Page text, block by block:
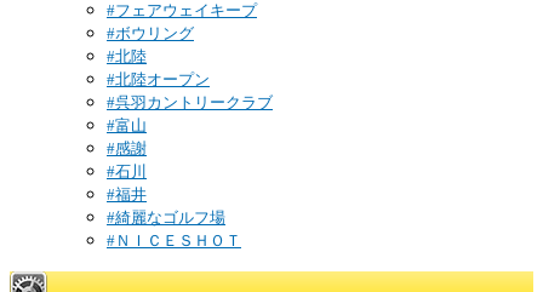
#フェアウェイキープ
#ボウリング
#北陸
#北陸オープン
#呉羽カントリークラブ
#富山
#感謝
#石川
#福井
#綺麗なゴルフ場
#ＮＩＣＥＳＨＯＴ